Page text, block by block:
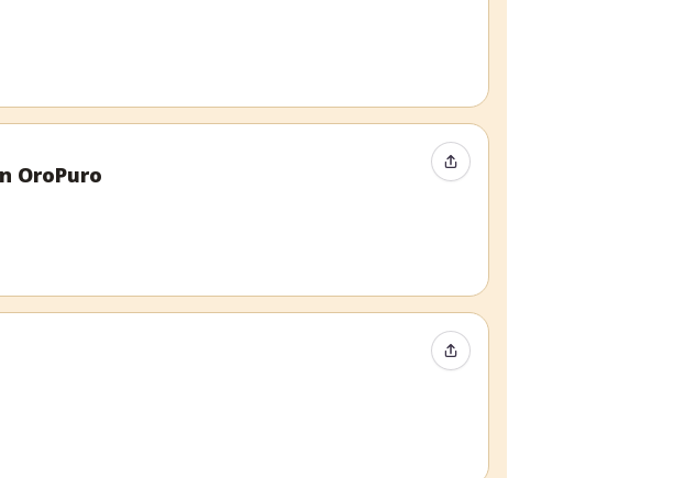
OroPuro Compartir evento
Compartir evento